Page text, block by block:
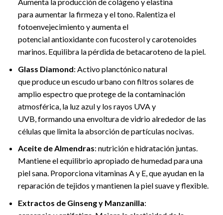
para aumentar la firmeza y el tono. Ralentiza el
fotoenvejecimiento y aumenta el
potencial antioxidante con fucosterol y carotenoides
marinos. Equilibra la pérdida de betacaroteno de la piel.
Glass Diamond: Activo planctónico natural
que produce un escudo urbano con filtros solares de
amplio espectro que protege de la contaminación
atmosférica, la luz azul y los rayos UVA y
UVB, formando una envoltura de vidrio alrededor de las
células que limita la absorción de partículas nocivas.
Aceite de Almendras: nutrición e hidratación juntas.
Mantiene el equilibrio apropiado de humedad para una
piel sana. Proporciona vitaminas A y E, que ayudan en la
reparación de tejidos y mantienen la piel suave y flexible.
Extractos de Ginseng y Manzanilla: